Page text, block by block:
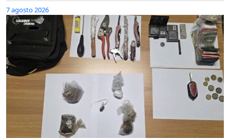
7 agosto 2026